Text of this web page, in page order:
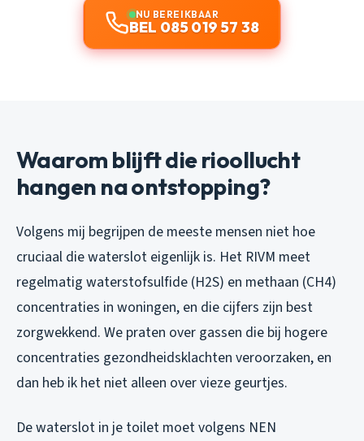
NU BEREIKBAAR
BEL 085 019 57 38
Waarom blijft die rioollucht
hangen na ontstopping?
Volgens mij begrijpen de meeste mensen niet hoe
cruciaal die waterslot eigenlijk is. Het RIVM meet
regelmatig waterstofsulfide (H2S) en methaan (CH4)
concentraties in woningen, en die cijfers zijn best
zorgwekkend. We praten over gassen die bij hogere
concentraties gezondheidsklachten veroorzaken, en
dan heb ik het niet alleen over vieze geurtjes.
De waterslot in je toilet moet volgens NEN